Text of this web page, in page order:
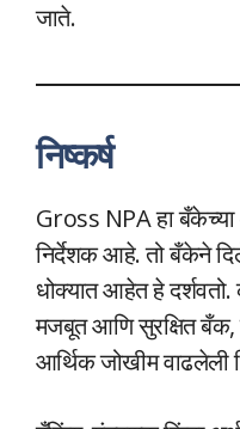
जाते.
निष्कर्ष
Gross NPA हा बँकेच्या
निर्देशक आहे. तो बँकेने
धोक्यात आहेत हे
मजबूत आणि सुरक्षित
आर्थिक जोखीम वाढलेली